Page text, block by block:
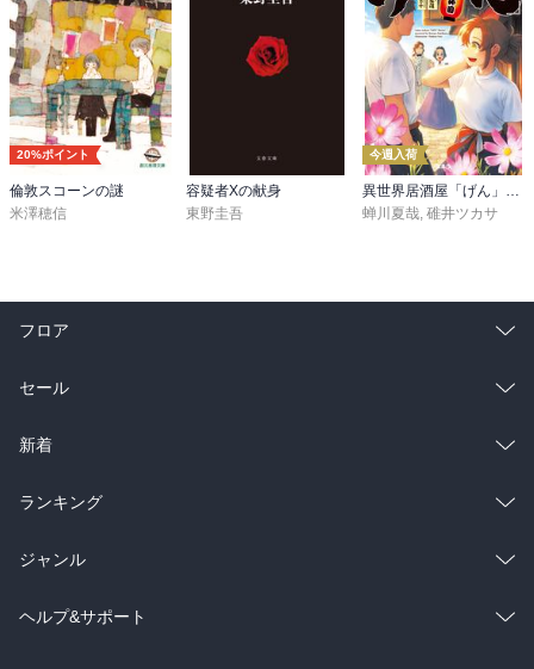
20%ポイント
倫敦スコーンの謎
米澤穂信
容疑者Xの献身
東野圭吾
今週入荷
蝉川夏哉 碓井ツカサ
フロア
総合
ラノベ
雑誌・グラビア
BL・TL
セール
総合
ラノベ
雑誌・グラビア
BL・TL
新着
総合
ラノベ
雑誌・グラビア
ランキング
総合
ラノベ
ジャンル
コミック
ヘルプ&サポート